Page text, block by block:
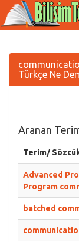
Türkçe Ne
Aranan
Terim/
Advanced
Program
batched